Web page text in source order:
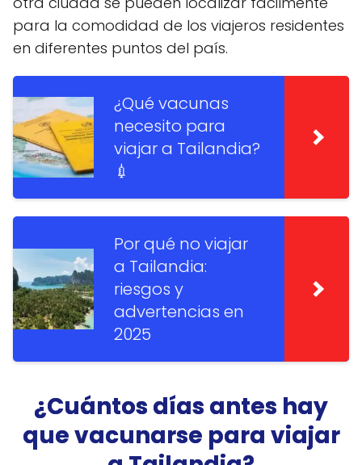
para la comodidad de los viajeros residentes
en diferentes puntos del país.
¿Qué vacunas
necesito para
viajar a Tailandia?
💉
Por qué no viajar
a Tailandia:
riesgos y
advertencias en
2025
¿Cuántos días antes hay
que vacunarse para viajar